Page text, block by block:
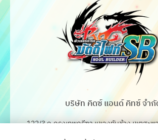
บริษัท คิดซ์ แอนด์ คิทซ์ จำ
122/3 ถ.กรุงเทพกรีฑา แขวงทับช้าง เขตสะพ